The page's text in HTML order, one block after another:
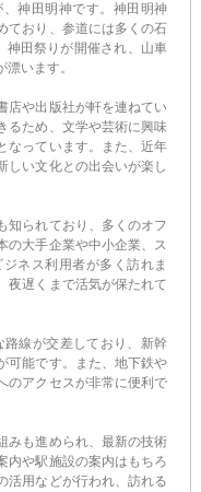
神田明神です。神田明神
ており、参道には多くの石
神田祭りが開催され、山車
います。
店や出版社が軒を連ねてい
るため、文学や芸術に興味
なっています。また、近年
しい文化との出会いが楽し
知られており、多くのオフ
の大手企業や中小企業、ス
ネス利用者が多く訪れま
夜遅くまで活気が保たれて
線が交差しており、新幹
可能です。また、地下鉄や
のアクセスが非常に便利で
みも進められ、最新の技術
内や駅施設の案内はもちろ
活用などが行われ、訪れる